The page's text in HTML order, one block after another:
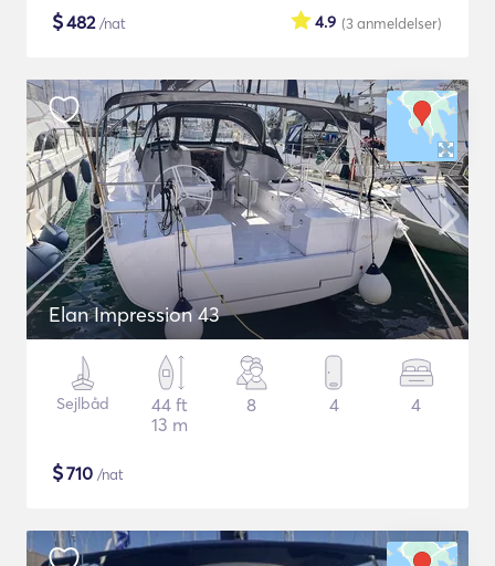
$482/nat (3anmeldelser)
4.9
Elan Impression 43
Sejlbåd
44 ft
13 m
8 4 4
$710 /nat